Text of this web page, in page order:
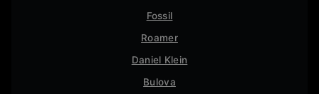
Fossil
Roamer
Daniel Klein
Bulova